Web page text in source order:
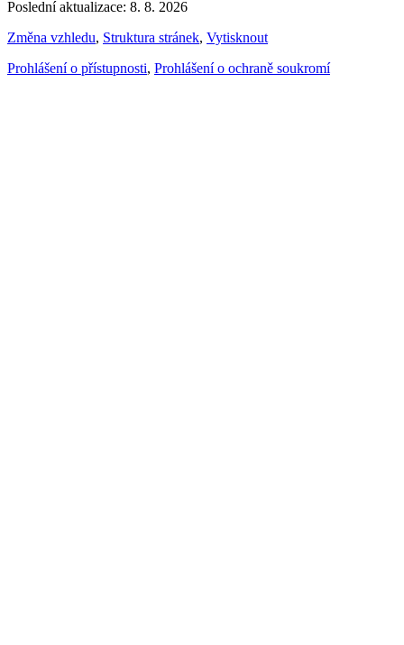
Poslední aktualizace: 8. 8. 2026
Změna vzhledu, Struktura stránek, Vytisknout
Prohlášení o přístupnosti, Prohlášení o ochraně soukromí